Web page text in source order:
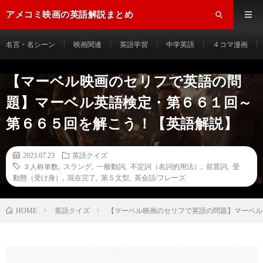
アメコミ映画の英語解説まとめ
名言・名シーン 映画関連 英語学習 中学英語 ４コマ漫画
【マーベル映画のセリフで英語の問
題】マーベル英語検定・第６６１回～
第６６５回を解こう！【英語解説】
2023.07.23
英語クイズ
３人称単数
スラング 一般動詞 不定詞（名詞的用法） 前置詞
受
動態（受け身）
現在完了 第５文型 英会話/フレーズ
HOME 英語クイズ 【マーベル映画のセリフで英語の問題】マーベ